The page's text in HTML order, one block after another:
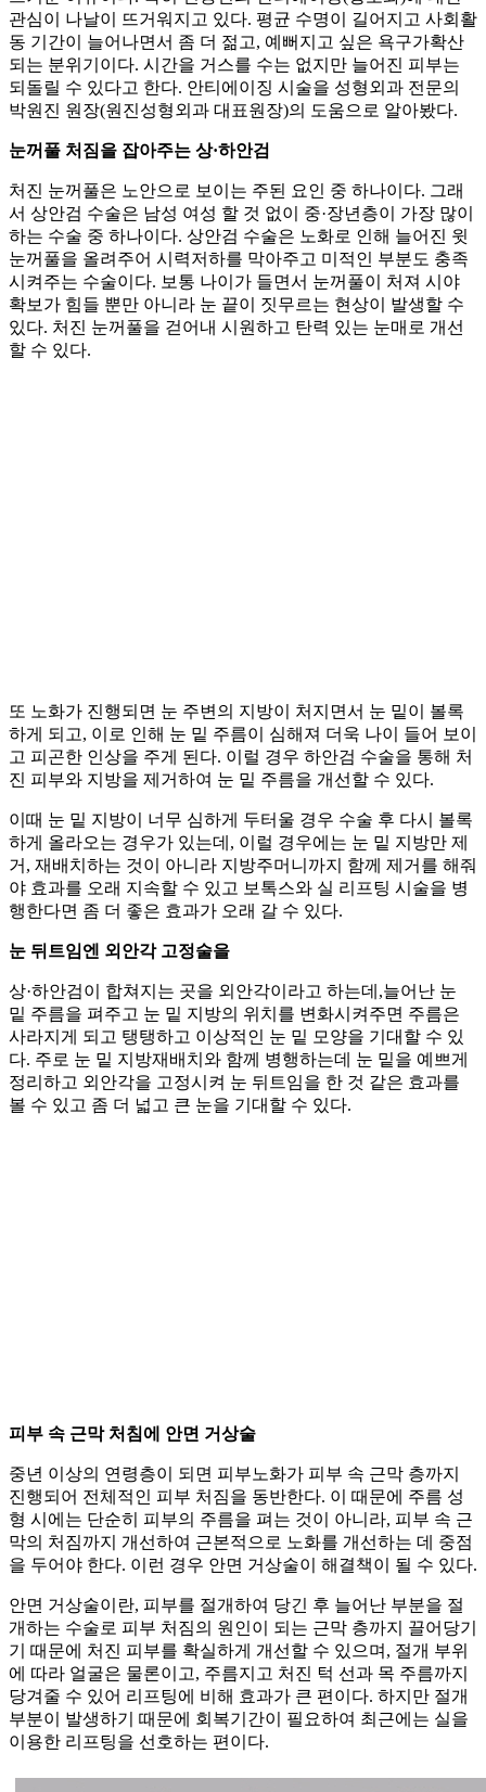
관심이 나날이 뜨거워지고 있다. 평균 수명이 길어지고 사회활
동 기간이 늘어나면서 좀 더 젊고, 예뻐지고 싶은 욕구가확산
되는 분위기이다. 시간을 거스를 수는 없지만 늘어진 피부는
되돌릴 수 있다고 한다. 안티에이징 시술을 성형외과 전문의
박원진 원장(원진성형외과 대표원장)의 도움으로 알아봤다.
눈꺼풀 처짐을 잡아주는 상·하안검
처진 눈꺼풀은 노안으로 보이는 주된 요인 중 하나이다. 그래
서 상안검 수술은 남성 여성 할 것 없이 중·장년층이 가장 많이
하는 수술 중 하나이다. 상안검 수술은 노화로 인해 늘어진 윗
눈꺼풀을 올려주어 시력저하를 막아주고 미적인 부분도 충족
시켜주는 수술이다. 보통 나이가 들면서 눈꺼풀이 처져 시야
확보가 힘들 뿐만 아니라 눈 끝이 짓무르는 현상이 발생할 수
있다. 처진 눈꺼풀을 걷어내 시원하고 탄력 있는 눈매로 개선
할 수 있다.
또 노화가 진행되면 눈 주변의 지방이 처지면서 눈 밑이 볼록
하게 되고, 이로 인해 눈 밑 주름이 심해져 더욱 나이 들어 보이
고 피곤한 인상을 주게 된다. 이럴 경우 하안검 수술을 통해 처
진 피부와 지방을 제거하여 눈 밑 주름을 개선할 수 있다.
이때 눈 밑 지방이 너무 심하게 두터울 경우 수술 후 다시 볼록
하게 올라오는 경우가 있는데, 이럴 경우에는 눈 밑 지방만 제
거, 재배치하는 것이 아니라 지방주머니까지 함께 제거를 해줘
야 효과를 오래 지속할 수 있고 보톡스와 실 리프팅 시술을 병
행한다면 좀 더 좋은 효과가 오래 갈 수 있다.
눈 뒤트임엔 외안각 고정술을
상·하안검이 합쳐지는 곳을 외안각이라고 하는데,늘어난 눈
밑 주름을 펴주고 눈 밑 지방의 위치를 변화시켜주면 주름은
사라지게 되고 탱탱하고 이상적인 눈 밑 모양을 기대할 수 있
다. 주로 눈 밑 지방재배치와 함께 병행하는데 눈 밑을 예쁘게
정리하고 외안각을 고정시켜 눈 뒤트임을 한 것 같은 효과를
볼 수 있고 좀 더 넓고 큰 눈을 기대할 수 있다.
피부 속 근막 처침에 안면 거상술
중년 이상의 연령층이 되면 피부노화가 피부 속 근막 층까지
진행되어 전체적인 피부 처짐을 동반한다. 이 때문에 주름 성
형 시에는 단순히 피부의 주름을 펴는 것이 아니라, 피부 속 근
막의 처짐까지 개선하여 근본적으로 노화를 개선하는 데 중점
을 두어야 한다. 이런 경우 안면 거상술이 해결책이 될 수 있다.
안면 거상술이란, 피부를 절개하여 당긴 후 늘어난 부분을 절
개하는 수술로 피부 처짐의 원인이 되는 근막 층까지 끌어당기
기 때문에 처진 피부를 확실하게 개선할 수 있으며, 절개 부위
에 따라 얼굴은 물론이고, 주름지고 처진 턱 선과 목 주름까지
당겨줄 수 있어 리프팅에 비해 효과가 큰 편이다. 하지만 절개
부분이 발생하기 때문에 회복기간이 필요하여 최근에는 실을
이용한 리프팅을 선호하는 편이다.